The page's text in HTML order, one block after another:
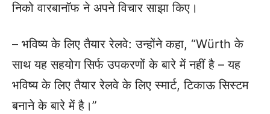
निको वारबानॉफ ने अपने विचार साझा किए।
– भविष्य के लिए तैयार रेलवे: उन्होंने कहा, “Würth के
साथ यह सहयोग सिर्फ उपकरणों के बारे में नहीं है – यह
भविष्य के लिए तैयार रेलवे के लिए स्मार्ट, टिकाऊ सिस्टम
बनाने के बारे में है।”